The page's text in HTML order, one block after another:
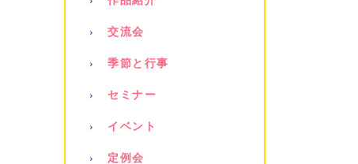
交流会
季節と行事
セミナー
イベント
定例会